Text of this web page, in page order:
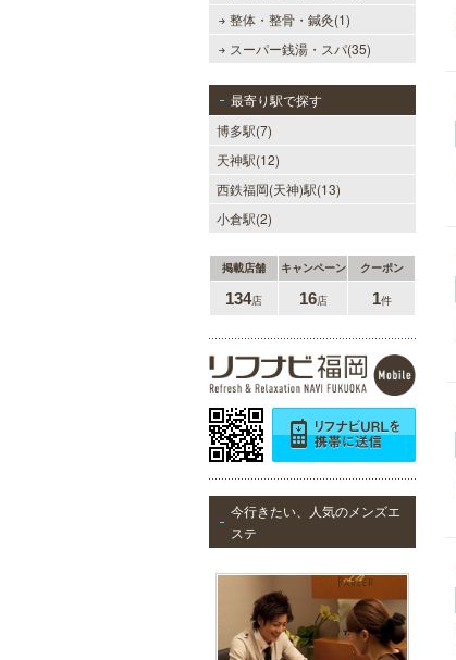
整体・整骨・鍼灸(1)
スーパー銭湯・スパ(35)
最寄り駅で探す
博多駅(7)
天神駅(12)
西鉄福岡(天神)駅(13)
小倉駅(2)
掲載店舗 キャンペーン クーポン
134店 16店 1件
今行きたい、人気のメンズエ
ステ
万葉の湯 博多
便利なのにくつろげる上質な温泉が
博多に誕生しました。九州の東西を
代表する名湯、大分・由布院と佐
温泉を、高級旅館のような空間で、
手軽にお楽しみいただけます。
メンズリゼクリニック 福岡天
神院
メンズリゼクリニックの永久脱毛が
者様にご支持頂き、新宿1院から始
まったメンズリゼクリニックが、現
在では提携院含め全国10院を展開す
るクリニックになりました。
メンズTBCは脱毛だけではなく、フ
ェイシャルや引き締めコース等、豊
康的な美を全力でサポート。初めて
の方にも安心の、お得な体験コース
も多数ご用意しております。